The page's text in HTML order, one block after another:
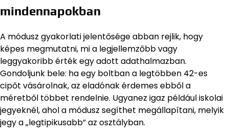
mindennapokban
A módusz gyakorlati jelentősége abban rejlik, hogy
képes megmutatni, mi a legjellemzőbb vagy
leggyakoribb érték egy adott adathalmazban.
Gondoljunk bele: ha egy boltban a legtöbben 42-es
cipőt vásárolnak, az eladónak érdemes ebből a
méretből többet rendelnie. Ugyanez igaz például iskolai
jegyeknél, ahol a módusz segíthet megállapítani, melyik
jegy a „legtipikusabb” az osztályban.